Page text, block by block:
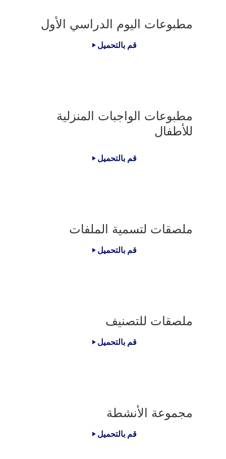
مطبوعات اليوم الدراسي الأول
قم بالتحميل
مطبوعات الواجبات المنزلية
للأطفال
قم بالتحميل
ملصقات لتسمية الملفات
قم بالتحميل
ملصقات للتصنيف
قم بالتحميل
مجموعة الأنشطة
قم بالتحميل